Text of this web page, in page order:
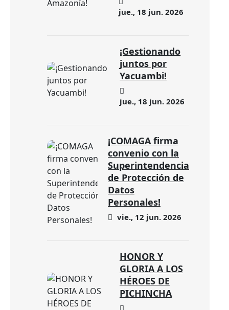
jue., 18 jun. 2026
¡Gestionando
juntos por
Yacuambi!
jue., 18 jun. 2026
¡COMAGA firma
convenio con la
Superintendencia
de Protección de
Datos
Personales!
vie., 12 jun. 2026
HONOR Y
GLORIA A LOS
HÉROES DE
PICHINCHA